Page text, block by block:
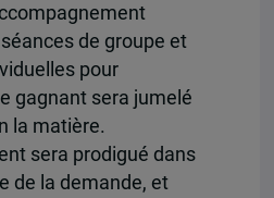
de groupe et
pour
gagnant sera jumelé
la matière.
sera prodigué dans
de la demande, et